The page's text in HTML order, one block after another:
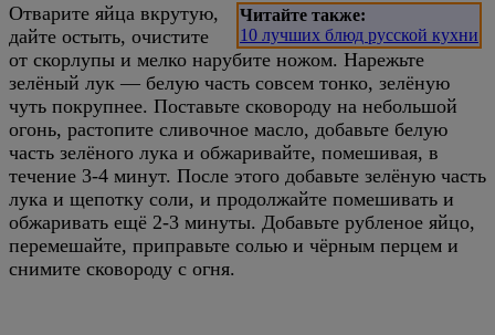
Читайте также:
10 лучших блюд русской кухни
Отварите яйца вкрутую,
дайте остыть, очистите
от скорлупы и мелко нарубите ножом. Нарежьте
зелёный лук — белую часть совсем тонко, зелёную
чуть покрупнее. Поставьте сковороду на небольшой
огонь, растопите сливочное масло, добавьте белую
часть зелёного лука и обжаривайте, помешивая, в
течение 3-4 минут. После этого добавьте зелёную часть
лука и щепотку соли, и продолжайте помешивать и
обжаривать ещё 2-3 минуты. Добавьте рубленое яйцо,
перемешайте, приправьте солью и чёрным перцем и
снимите сковороду с огня.